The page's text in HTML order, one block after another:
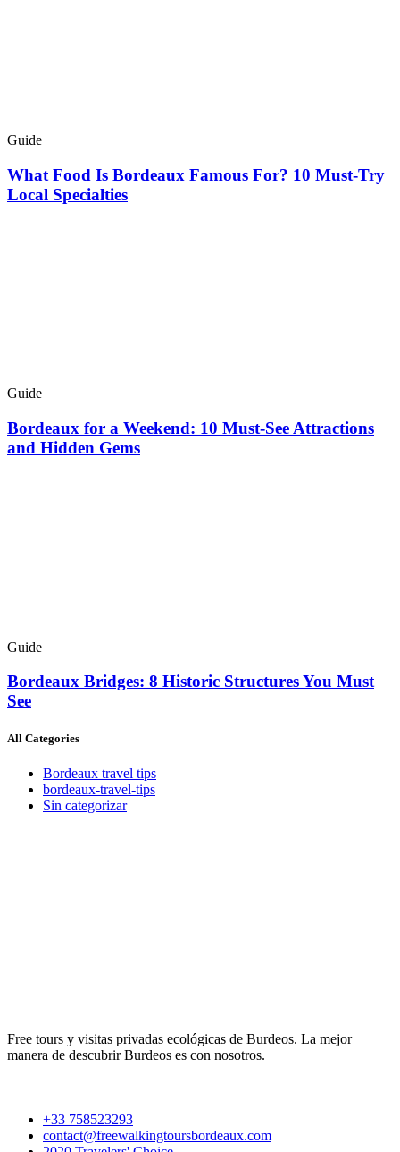
Guide
What Food Is Bordeaux Famous For? 10 Must-Try
Local Specialties
Guide
Bordeaux for a Weekend: 10 Must-See Attractions
and Hidden Gems
Guide
Bordeaux Bridges: 8 Historic Structures You Must
See
All Categories
Bordeaux travel tips
bordeaux-travel-tips
Sin categorizar
Free tours y visitas privadas ecológicas de Burdeos. La mejor
manera de descubrir Burdeos es con nosotros.
+33 758523293
contact@freewalkingtoursbordeaux.com